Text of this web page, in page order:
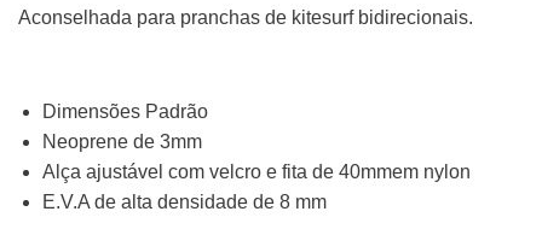
Aconselhada para pranchas de kitesurf bidirecionais.
Dimensões Padrão
Neoprene de 3mm
Alça ajustável com velcro e fita de 40mmem nylon
E.V.A de alta densidade de 8 mm